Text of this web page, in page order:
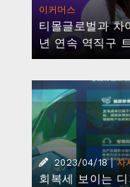
이커머스
티몰글로벌과 차
년 연속 역직구
2023/04/18 | 자
회복세 보이는